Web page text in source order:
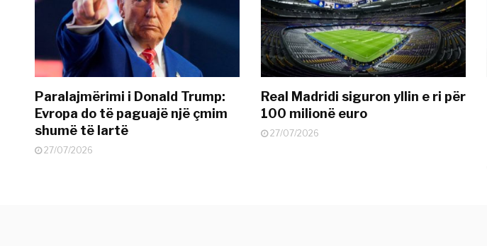
Paralajmërimi i Donald Trump:
Evropa do të paguajë një çmim
shumë të lartë
27/07/2026
Real Madridi siguron yllin e ri për
100 milionë euro
27/07/2026